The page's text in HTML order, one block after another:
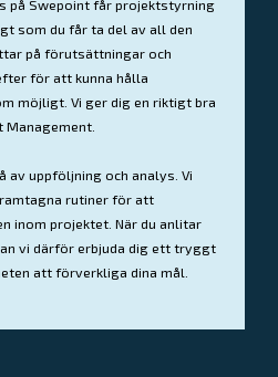
på Swepoint får projektstyrning
som du får ta del av all den
på förutsättningar och
för att kunna hålla
möjligt. Vi ger dig en riktigt bra
Management.
av uppföljning och analys. Vi
rutiner för att
inom projektet. När du anlitar
vi därför erbjuda dig ett tryggt
att förverkliga dina mål.